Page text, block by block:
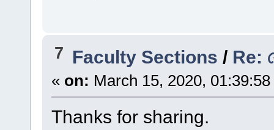
7 Faculty Sections / Re:
« on: March 15, 2020,
Thanks for sharing.